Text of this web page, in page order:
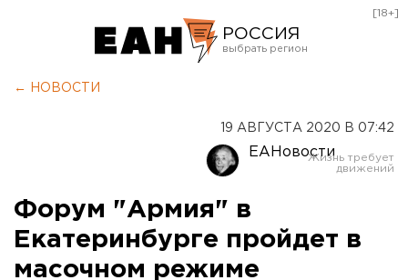
РОССИЯ
Оренбург
[18+]
← НОВОСТИ
19 АВГУСТА 2020 В 07:42
ЕАНовости
Форум "Армия" в
Екатеринбурге пройдет в
масочном режиме